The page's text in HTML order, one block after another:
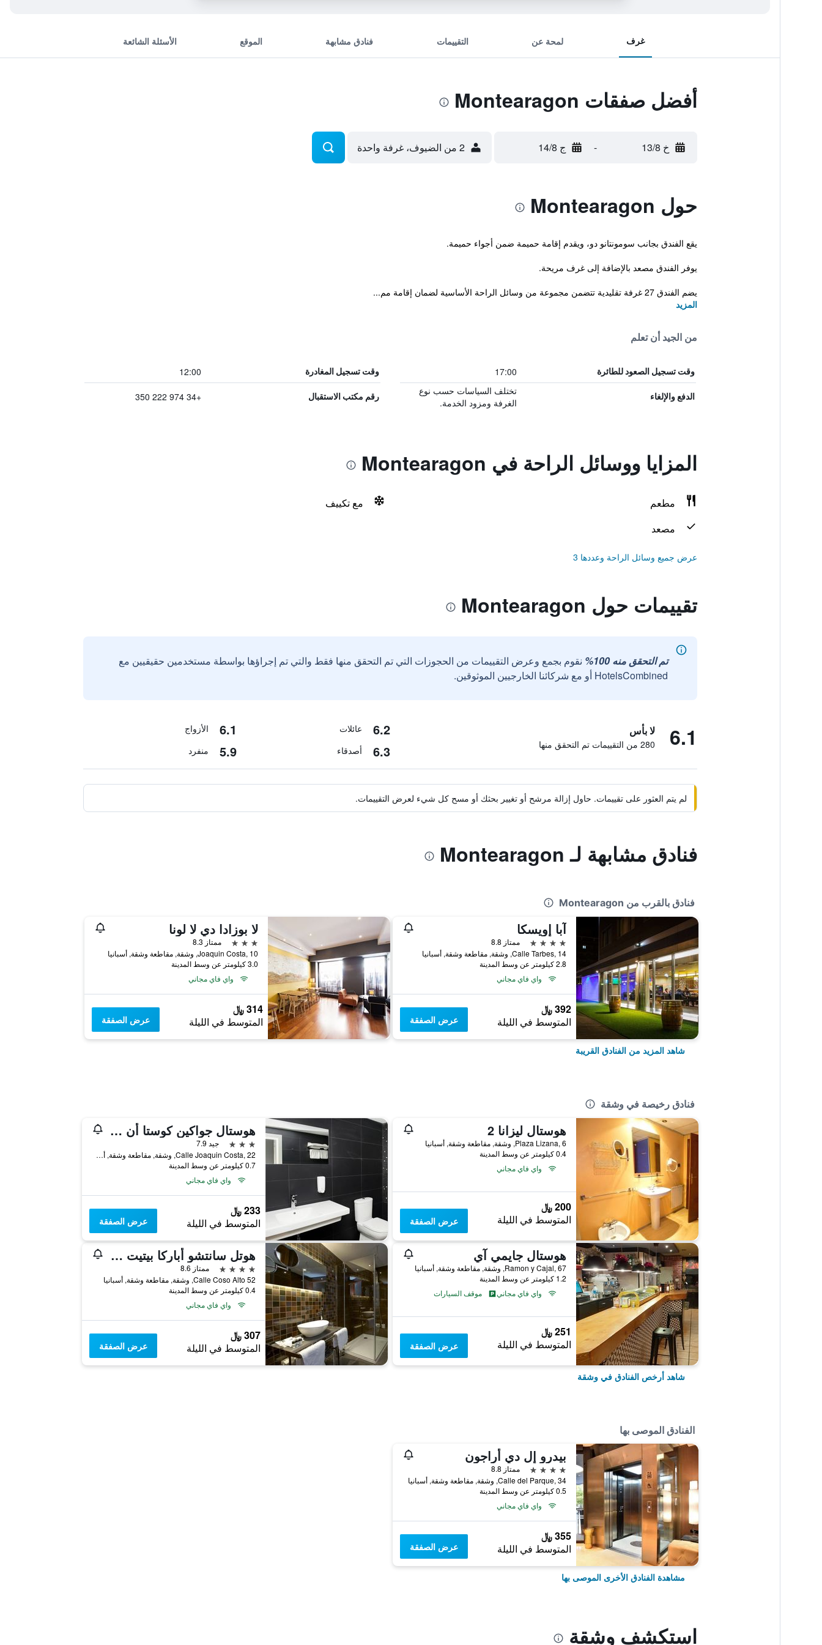
غرف لمحة عن التقييمات فنادق مشابهة الموقع الأسئلة الشائعة
أفضل صفقات Montearagon
خ 13/8 - ج 14/8 2 من الضيوف، غرفة واحدة
حول Montearagon
يقع الفندق بجانب سومونتانو دو، ويقدم إقامة حميمة ضمن أجواء حميمة.
يوفر الفندق مصعد بالإضافة إلى غرف مريحة.
يضم الفندق 27 غرفة تقليدية تتضمن مجموعة من وسائل الراحة الأساسية لضمان إقامة مم...
المزيد
من الجيد أن تعلم
وقت تسجيل الصعود للطائرة 17:00 وقت تسجيل المغادرة 12:00
الدفع والإلغاء
تختلف السياسات حسب نوع
الغرفة ومزود الخدمة.
رقم مكتب الاستقبال +34 974 222 350
المزايا ووسائل الراحة في Montearagon
مطعم
مع تكييف
مصعد
عرض جميع وسائل الراحة وعددها 3
تقييمات حول Montearagon
تم التحقق منه 100%
نقوم بجمع وعرض التقييمات من الحجوزات التي تم التحقق منها فقط والتي تم إجراؤها بواسطة مستخدمين حقيقيين مع
HotelsCombined أو مع شركائنا الخارجيين الموثوقين.
6.1 لا بأس
280 من التقييمات تم التحقق منها
6.2 عائلات 6.1 الأزواج
6.3 أصدقاء 5.9 منفرد
لم يتم العثور على تقييمات. حاول إزالة مرشح أو تغيير بحثك أو مسح كل شيء لعرض التقييمات.
فنادق مشابهة لـ Montearagon
فنادق بالقرب من Montearagon
آبا إويسكا
4 نجوم
ممتاز 8.8
Calle Tarbes, 14, وشقة, مقاطعة وشقة, أسبانيا
2.8 كيلومتر عن وسط المدينة
واي فاي مجاني
392 ﷼
المتوسط في الليلة عرض الصفقة
لا بوزادا دي لا لونا
3 نجوم
ممتاز 8.3
Joaquin Costa, 10, وشقة, مقاطعة وشقة, أسبانيا
3.0 كيلومتر عن وسط المدينة
واي فاي مجاني
314 ﷼
المتوسط في الليلة عرض الصفقة
شاهد المزيد من الفنادق القريبة
فنادق رخيصة في وشقة
هوستال ليزانا 2
Plaza Lizana, 6, وشقة, مقاطعة وشقة, أسبانيا
0.4 كيلومتر عن وسط المدينة
واي فاي مجاني
200 ﷼
المتوسط في الليلة عرض الصفقة
هوستال جواكين كوستا أن بونتو شيك
3 نجوم
جيد 7.9
Calle Joaquin Costa, 22, وشقة, مقاطعة وشقة, أسبانيا
0.7 كيلومتر عن وسط المدينة
واي فاي مجاني
233 ﷼
المتوسط في الليلة عرض الصفقة
هوستال جايمي آي
Ramon y Cajal, 67, وشقة, مقاطعة وشقة, أسبانيا
1.2 كيلومتر عن وسط المدينة
واي فاي مجاني
موقف السيارات
251 ﷼
المتوسط في الليلة عرض الصفقة
هوتل سانتشو أباركا بيتيت سبا
4 نجوم
ممتاز 8.6
Calle Coso Alto 52, وشقة, مقاطعة وشقة, أسبانيا
0.4 كيلومتر عن وسط المدينة
واي فاي مجاني
307 ﷼
المتوسط في الليلة عرض الصفقة
شاهد أرخص الفنادق في وشقة
الفنادق الموصى بها
بيدرو إل دي أراجون
4 نجوم
ممتاز 8.8
Calle del Parque, 34, وشقة, مقاطعة وشقة, أسبانيا
0.5 كيلومتر عن وسط المدينة
واي فاي مجاني
355 ﷼
المتوسط في الليلة عرض الصفقة
مشاهدة الفنادق الأخرى الموصى بها
استكشف وشقة